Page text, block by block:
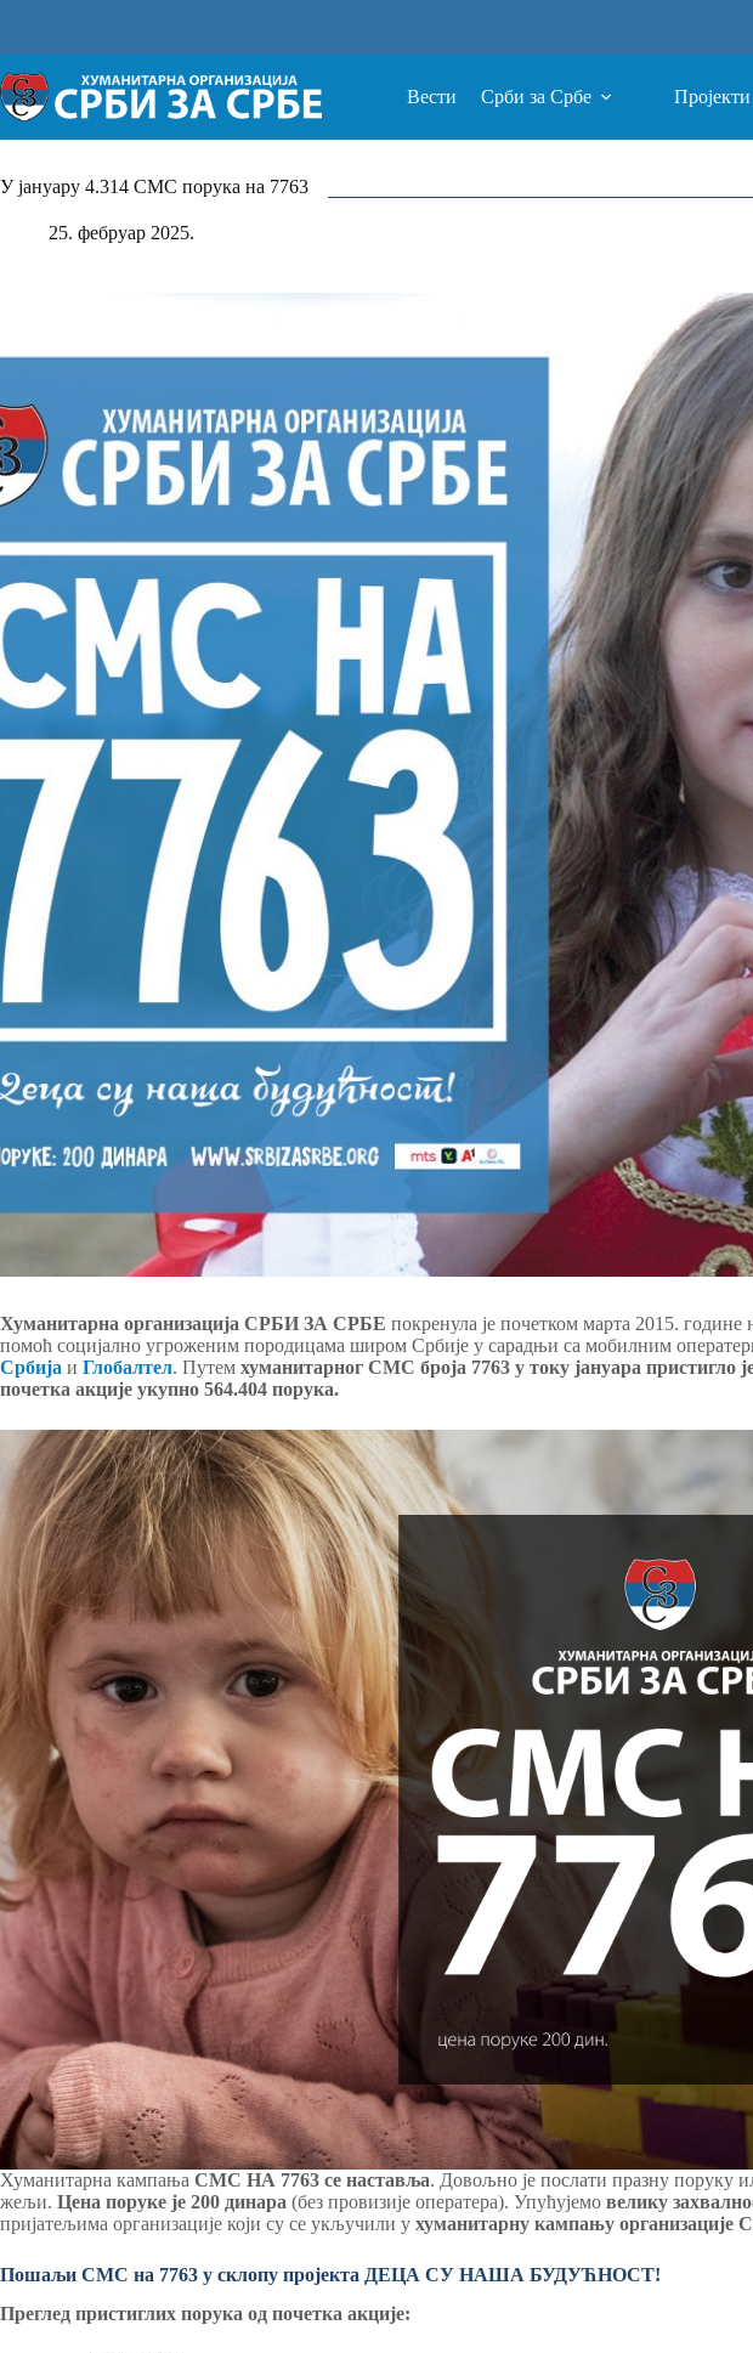
Вести Срби за Србе Пројекти
У јануару 4.314 СМС порука на 7763
25. фебруар 2025.
Хуманитарна организација СРБИ ЗА СРБЕ покренула је почетком марта 2015.
помоћ социјално угроженим породицама широм Србије у сарадњи са мобилним
Србија и Глобалтел. Путем хуманитарног СМС броја 7763 у току јануара пристигло
почетка акције укупно 564.404 порука.
Хуманитарна кампања СМС НА 7763 се наставља. Довољно је послати празну поруку
жељи. Цена поруке је 200 динара (без провизије оператера). Упућујемо велику
пријатељима организације који су се укључили у хуманитарну кампању
Пошаљи СМС на 7763 у склопу пројекта ДЕЦА СУ НАША БУДУЋНОСТ!
Преглед пристиглих порука од почетка акције: